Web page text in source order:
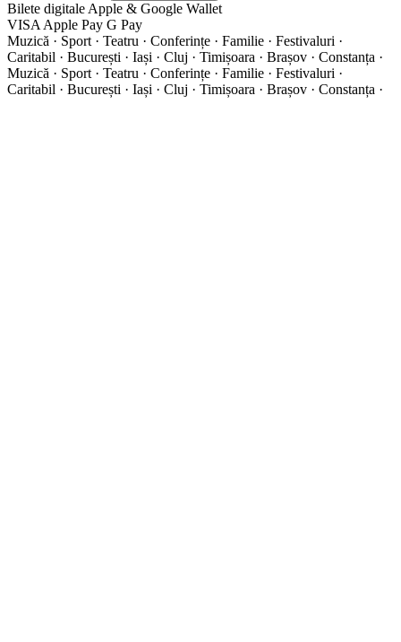
Bilete digitale Apple & Google Wallet
VISA Apple Pay G Pay
Muzică · Sport · Teatru · Conferințe · Familie · Festivaluri ·
Caritabil · București · Iași · Cluj · Timișoara · Brașov · Constanța ·
Muzică · Sport · Teatru · Conferințe · Familie · Festivaluri ·
Caritabil · București · Iași · Cluj · Timișoara · Brașov · Constanța ·